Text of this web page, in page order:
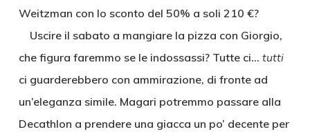
Weitzman con lo sconto del 50% a soli 210 €?
Uscire il sabato a mangiare la pizza con Giorgio,
che figura faremmo se le indossassi? Tutte ci… tutti
ci guarderebbero con ammirazione, di fronte ad
un’eleganza simile. Magari potremmo passare alla
Decathlon a prendere una giacca un po’ decente per